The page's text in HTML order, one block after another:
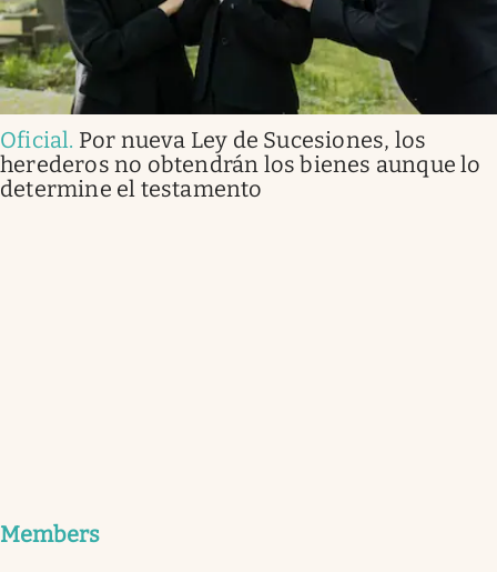
Oficial. Por nueva Ley de Sucesiones, los
herederos no obtendrán los bienes aunque lo
determine el testamento
Members